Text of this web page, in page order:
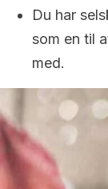
Du har
som en til
med.